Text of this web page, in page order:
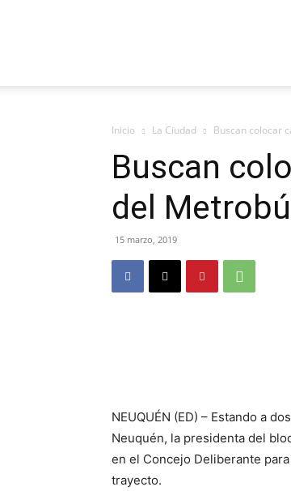
Inicio La Ciudad Buscan colocar
Buscan
del
15 marzo, 2019
NEUQUÉN (ED) – Estando a
Neuquén, la presidenta del
en el Concejo Deliberante
trayecto.